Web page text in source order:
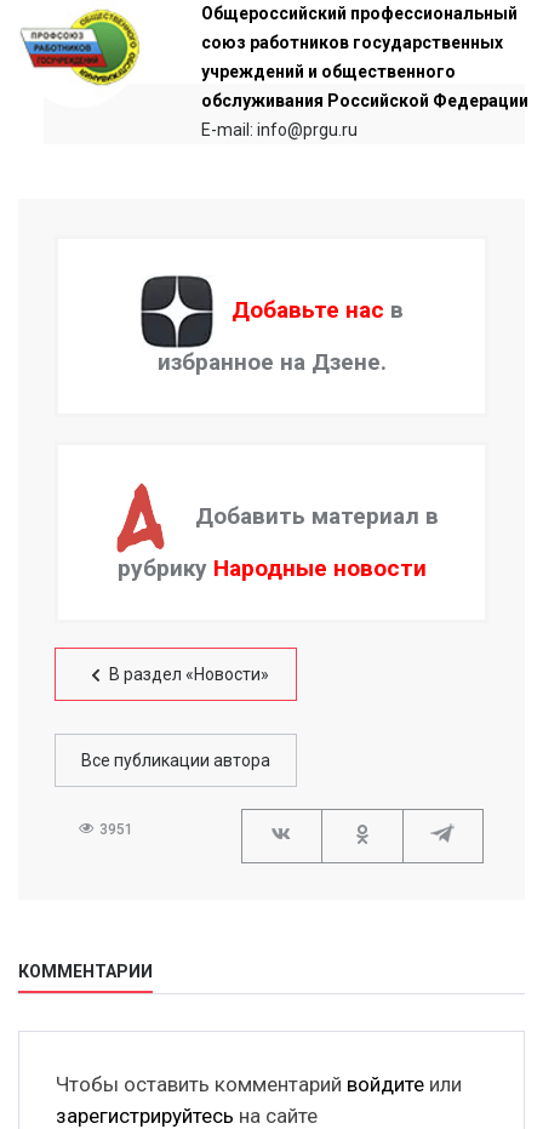
Общероссийский профессиональный
союз работников государственных
учреждений и общественного
обслуживания Российской Федерации
E-mail: info@prgu.ru
Добавьте нас в
избранное на Дзене.
Добавить материал в
рубрику Народные новости
В раздел «Новости»
Все публикации автора
3951
КОММЕНТАРИИ
Чтобы оставить комментарий войдите или
зарегистрируйтесь на сайте